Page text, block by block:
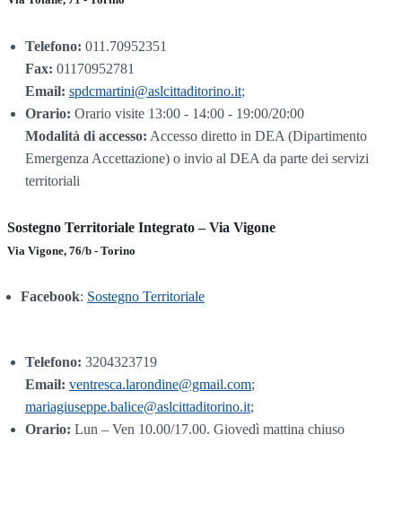
Telefono: 011.70952351
Fax: 01170952781
Email: spdcmartini@aslcittaditorino.it;
Orario: Orario visite 13:00 - 14:00 - 19:00/20:00
Modalità di accesso: Accesso diretto in DEA (Dipartimento
Emergenza Accettazione) o invio al DEA da parte dei servizi
territoriali
Sostegno Territoriale Integrato – Via Vigone
Via Vigone, 76/b - Torino
Facebook: Sostegno Territoriale
Telefono: 3204323719
Email: ventresca.larondine@gmail.com;
mariagiuseppe.balice@aslcittaditorino.it;
Orario: Lun – Ven 10.00/17.00. Giovedì mattina chiuso